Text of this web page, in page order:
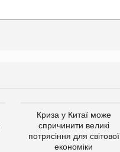
Криза у Китаї може
спричинити великі
потрясіння для світової
економіки